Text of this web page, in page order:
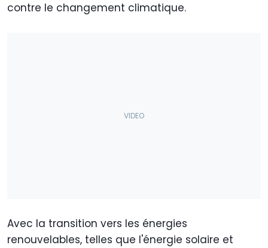
contre le changement climatique.
Avec la transition vers les énergies
renouvelables, telles que l'énergie solaire et